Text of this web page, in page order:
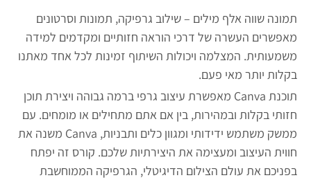
שווה אלף מילים – שילוב גרפיקה, תמונות וסרטונים
העשרה של דרכי הוראה חזותיים ומקדמים למידה
המצלמה ויכולות השיתוף זמינות לכל אחד מאתנו
יותר מאי פעם.
תוכנת Canva מאפשרת עיצוב גרפי ברמה גבוהה ויצירת תוכן
בקלות ובמהירות, בין אם אתם מתחילים או מומחים. עם
ממשק משתמש ידידותי ומגוון כלים ותבניות, Canva משנה את
העיצוב ומעצימה את היצירתיות שלכם. קורס זה יפתח
את עולם הצילום הדיגיטלי, הגרפיקה הממוחשבת